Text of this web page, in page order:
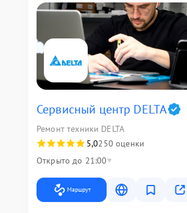
Сервисный центр DELTA
Ремонт техники DELTA
5,0250 оценки
Открыто до 21:00
Маршрут